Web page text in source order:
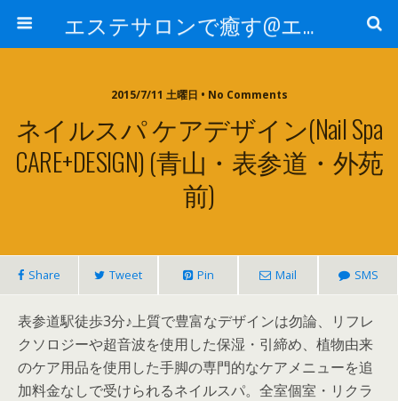
エステサロンで癒す@エステ～全国エステ情報
2015/7/11 土曜日 • No Comments
ネイルスパ ケアデザイン(Nail Spa
CARE+DESIGN) (青山・表参道・外苑
前)
Share Tweet Pin Mail SMS
表参道駅徒歩3分♪上質で豊富なデザインは勿論、リフレ
クソロジーや超音波を使用した保湿・引締め、植物由来
のケア用品を使用した手脚の専門的なケアメニューを追
加料金なしで受けられるネイルスパ。全室個室・リクラ